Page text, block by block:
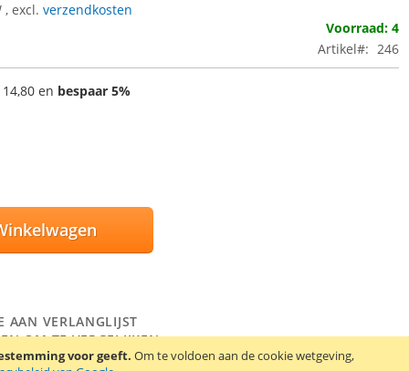
voor geeft. Om te voldoen aan de cookie wetgeving,
, excl.verzendkosten
Voorraad: 4
Artikel
246
en bespaar 5%
AAN VERLANGLIJST
OM TE VERGELIJKEN